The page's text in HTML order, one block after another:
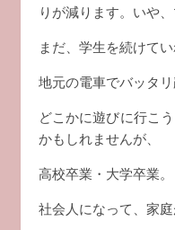
りが減ります。いや、
まだ、学生を続けてい
地元の電車でバッタ
どこかに遊びに行こ
かもしれませんが、
高校卒業・大学卒業。
社会人になって、家